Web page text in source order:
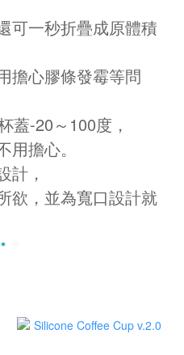
可一秒折疊成原體積
擔心膠條發霉等問
蓋-20～100度，
擔心。
計，
欲，並為寬口設計就